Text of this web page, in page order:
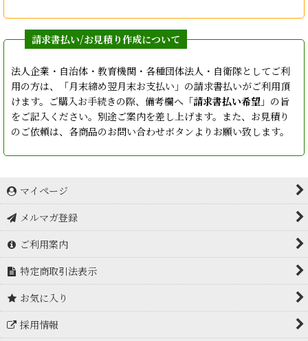
法人企業・自治体・教育機関・各種団体法人・自衛隊としてご利
用の方は、「月末締め翌月末お支払い」の請求書払いがご利用頂
けます。ご購入お手続きの際、備考欄へ「請求書払い希望 」の旨
をご記入ください。別途ご案内を差し上げます。また、お見積り
のご依頼は、各商品のお問い合わせボタンよりお願い致します。
マイページ
メルマガ登録
ご利用案内
特定商取引法表示
お気に入り
採用情報